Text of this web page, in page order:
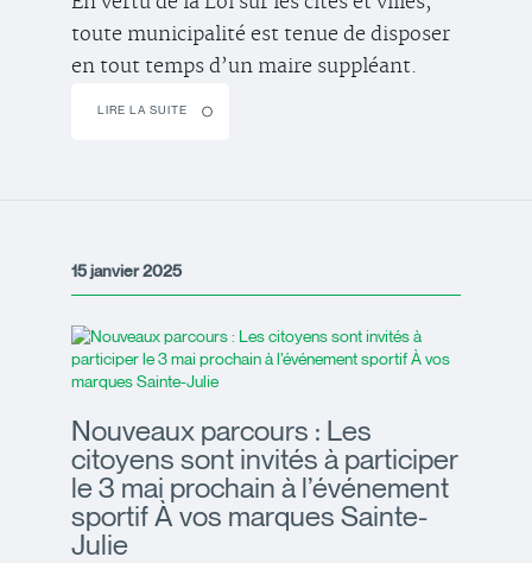
toute municipalité est tenue de disposer
en tout temps d’un maire suppléant.
LIRE LA SUITE
15 janvier 2025
Nouveaux parcours : Les
citoyens sont invités à participer
le 3 mai prochain à l’événement
sportif À vos marques Sainte-
Julie